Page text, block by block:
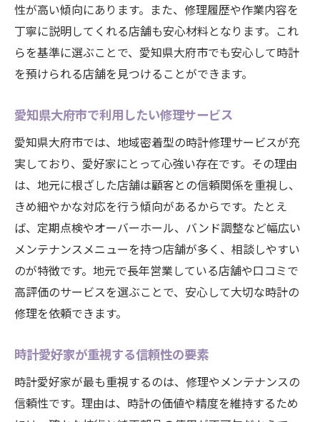
性が高い傾向にあります。また、修理履歴や作業内容を
丁寧に説明してくれる店舗も安心材料となります。これ
らを基準に選ぶことで、愛知県大府市でも安心して時計
を預けられる店舗を見つけることができます。
愛知県大府市で利用したい修理サービス
愛知県大府市では、地域密着型の時計修理サービスが充
実しており、愛好家にとって心強い存在です。その理由
は、地元に根ざした店舗は顧客との信頼関係を重視し、
きめ細やかな対応を行う傾向があるからです。たとえ
ば、定期点検やオーバーホール、バンド調整など幅広い
メンテナンスメニューを持つ店舗が多く、相談しやすい
のが特徴です。地元で長年営業している店舗や口コミで
高評価のサービスを選ぶことで、安心して大切な時計の
修理を依頼できます。
時計愛好家が重視する信頼性の要素
時計愛好家が最も重視するのは、修理やメンテナンスの
信頼性です。理由は、時計の価値や精度を維持するため